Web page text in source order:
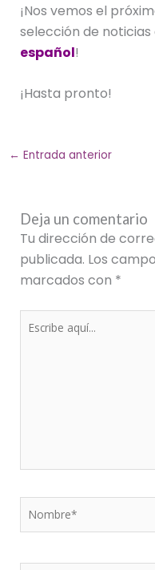
¡Nos vemos el
selección de noticias
español!
¡Hasta pronto!
← Entrada anterior
Deja un comentario
Tu dirección de
publicada. Los
marcados con *
Escribe
Nombre*